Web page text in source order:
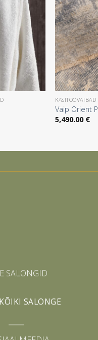
KÄSITÖÖVAIBAD
Vaip Orient
5,490.00 €
SALONGID
SALONGE